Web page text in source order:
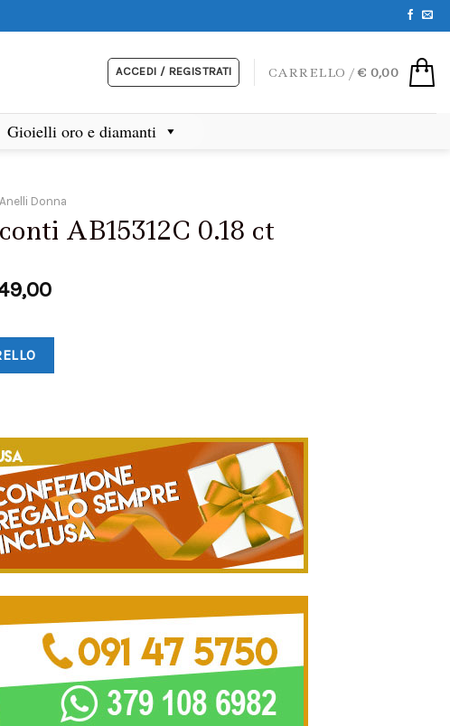
ACCEDI / REGISTRATI CARRELLO /€ 0,00
Gioielli oro e diamanti
Anelli Donna
AB15312C 0.18 ct